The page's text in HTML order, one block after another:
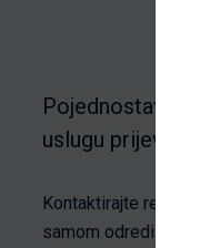
Pojednostavite
uslugu prijevoza.
Kontaktirajte
samom odredištu.